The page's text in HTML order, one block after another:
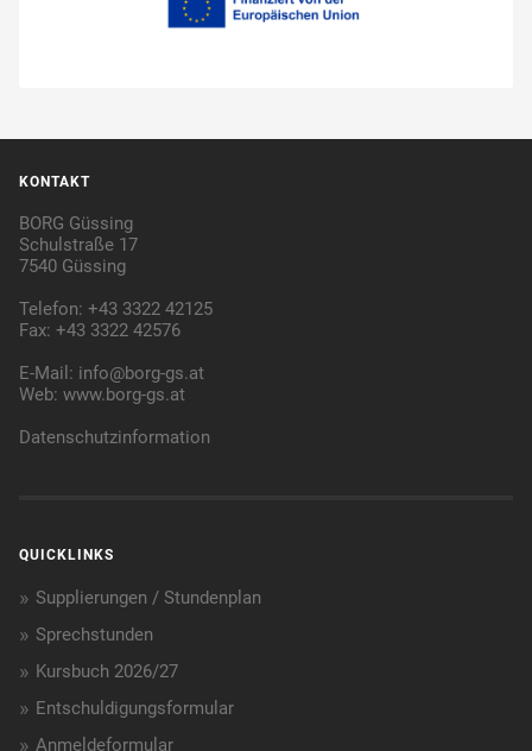
KONTAKT
BORG Güssing
Schulstraße 17
7540 Güssing
Telefon: +43 3322 42125
Fax: +43 3322 42576
E-Mail: info@borg-gs.at
Web:www.borg-gs.at
Datenschutzinformation
QUICKLINKS
Supplierungen / Stundenplan
Sprechstunden
Kursbuch 2026/27
Entschuldigungsformular
Anmeldeformular